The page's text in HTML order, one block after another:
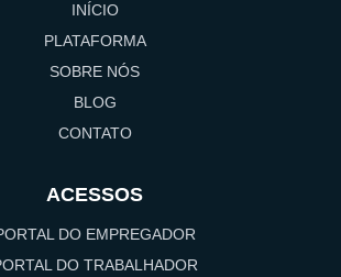
INÍCIO
PLATAFORMA
SOBRE NÓS
BLOG
CONTATO
ACESSOS
DO EMPREGADOR
DO TRABALHADOR